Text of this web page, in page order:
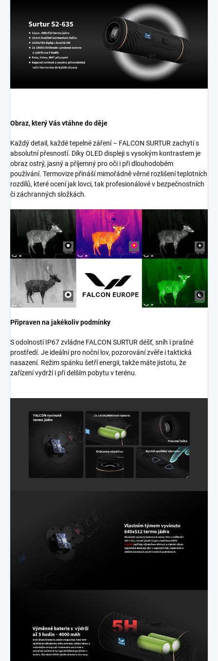
Obraz, který Vás vtáhne do děje
Každý detail, každé tepelné záření – FALCON SURTUR zachytí s
absolutní přesností. Díky OLED displeji s vysokým kontrastem je
obraz ostrý, jasný a příjemný pro oči i při dlouhodobém
používání. Termovize přináší mimořádně věrné rozlišení teplotních
rozdílů, které ocení jak lovci, tak profesionálové v bezpečnostních
či záchranných složkách.
Připraven na jakékoliv podmínky
S odolností IP67 zvládne FALCON SURTUR déšť, sníh i prašné
prostředí. Je ideální pro noční lov, pozorování zvěře i taktická
nasazení. Režim spánku šetří energii, takže máte jistotu, že
zařízení vydrží i při delším pobytu v terénu.